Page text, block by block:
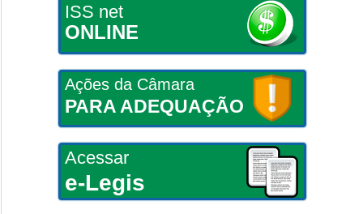
ISS net
ONLINE
Ações da Câmara
PARA ADEQUAÇÃO
Acessar
e-Legis